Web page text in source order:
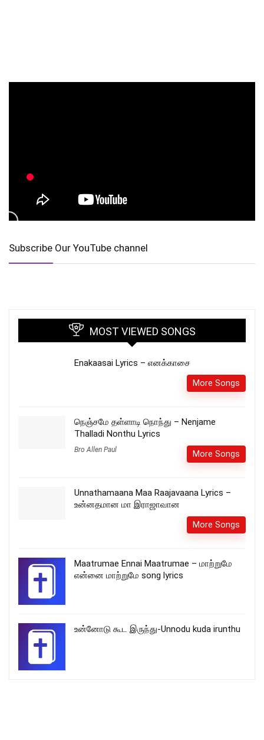
Subscribe Our YouTube channel
MOST VIEWED SONGS
Enakaasai Lyrics – எனக்காசை
More Songs
நெஞ்சமே தள்ளாடி நொந்து – Nenjame
Thalladi Nonthu Lyrics
Bro Allen Paul More Songs
Unnathamaana Maa Raajavaana Lyrics –
உன்னதமான மா இராஜாவான
More Songs
Maatrumae Ennai Maatrumae – மாற்றுமே
என்னை மாற்றுமே song lyrics
உன்னோடு கூட இருந்து-Unnodu kuda irunthu